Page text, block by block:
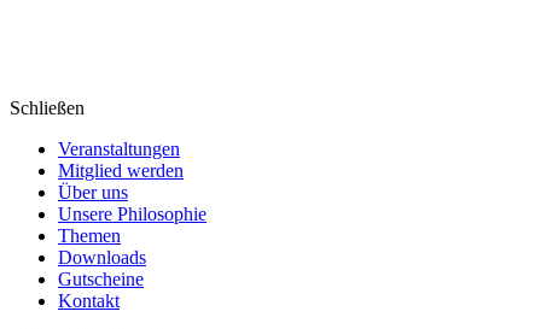
Schließen
Veranstaltungen
Mitglied werden
Über uns
Unsere Philosophie
Themen
Downloads
Gutscheine
Kontakt